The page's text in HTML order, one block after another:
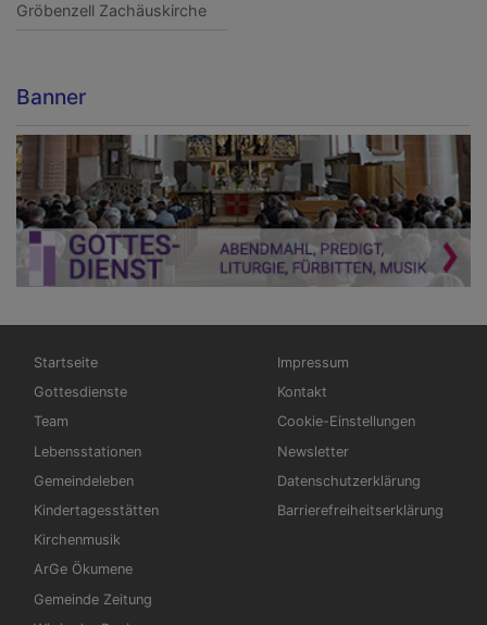
Gröbenzell Zachäuskirche
Banner
Hauptnavigation
Startseite
Gottesdienste
Team
Lebensstationen
Gemeindeleben
Kindertagesstätten
Kirchenmusik
ArGe Ökumene
Gemeinde Zeitung
Fußbereichsmenü
Impressum
Kontakt
Cookie-Einstellungen
Newsletter
Datenschutzerklärung
Barrierefreiheitserklärung